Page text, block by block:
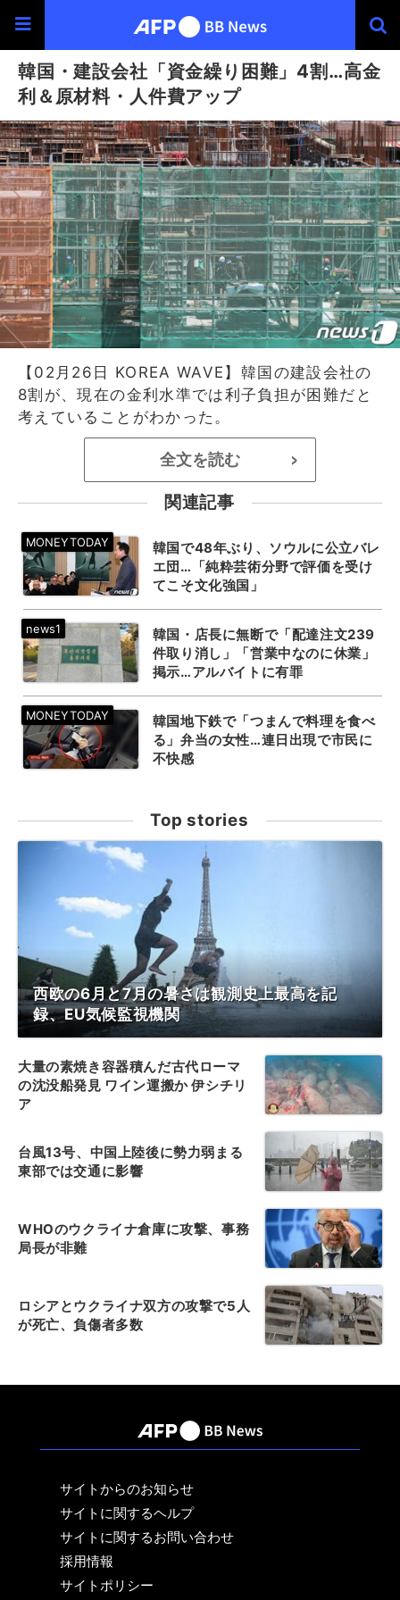
韓国・建設会社「資金繰り困難」4割…高金
利＆原材料・人件費アップ
【02月26日 KOREA WAVE】韓国の建設会社の
8割が、現在の金利水準では利子負担が困難だと
考えていることがわかった。
全文を読む >
関連記事
韓国で48年ぶり、ソウルに公立バレ
エ団…「純粋芸術分野で評価を受け
てこそ文化強国」
韓国・店長に無断で「配達注文239
件取り消し」「営業中なのに休業」
掲示…アルバイトに有罪
韓国地下鉄で「つまんで料理を食べ
る」弁当の女性…連日出現で市民に
不快感
Top stories
西欧の6月と7月の暑さは観測史上最高を記
録、EU気候監視機関
大量の素焼き容器積んだ古代ローマ
の沈没船発見 ワイン運搬か 伊シチリ
ア
台風13号、中国上陸後に勢力弱まる
東部では交通に影響
WHOのウクライナ倉庫に攻撃、事務
局長が非難
ロシアとウクライナ双方の攻撃で5人
が死亡、負傷者多数
サイトからのお知らせ
サイトに関するヘルプ
サイトに関するお問い合わせ
採用情報
サイトポリシー